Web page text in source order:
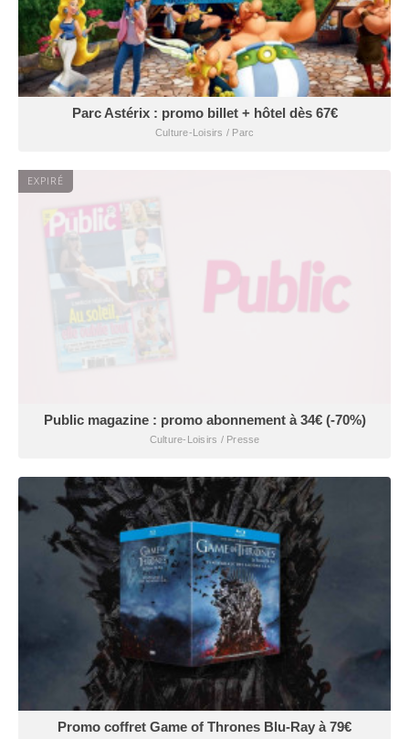
Parc Astérix : promo billet + hôtel dès 67€
Culture-Loisirs / Parc
EXPIRÉ
Public magazine : promo abonnement à 34€ (-70%)
Culture-Loisirs / Presse
Promo coffret Game of Thrones Blu-Ray à 79€